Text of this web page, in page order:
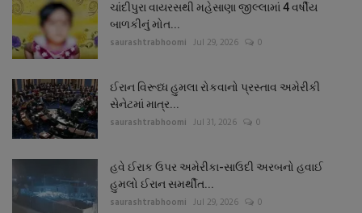
ચાંદીપુરા વાયરસથી મહેસાણા જીલ્લામાં 4 વર્ષીય
બાળકીનું મોત...
saurashtrabhoomi Jul 29, 2026 0
ઈરાન વિરૂધ્ધ હુમલા રોકવાનો પ્રસ્તાવ અમેરીકી
સેનેટમાં માત્ર...
saurashtrabhoomi Jul 31, 2026 0
હવે ઈરાક ઉપર અમેરીકા-સાઉદી અરબનો હવાઈ
હુમલો ઈરાન સમર્થીત...
saurashtrabhoomi Jul 29, 2026 0